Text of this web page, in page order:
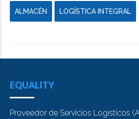
ALMACÉN LOGÍSTICA INTEGRAL
EQUALITY
Proveedor de Servicios Logísticos